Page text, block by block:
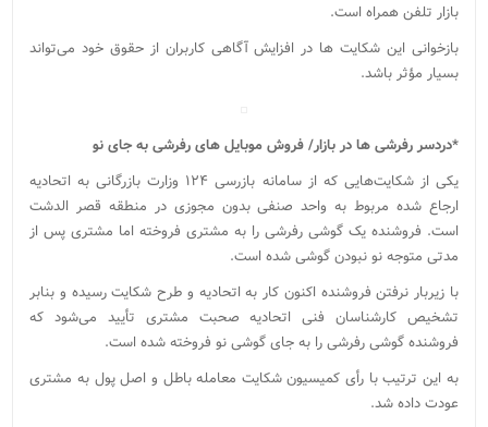
بازار تلفن همراه است.
بازخوانی این شکایت‌ ها در افزایش آگاهی کاربران از حقوق خود می‌تواند
بسیار مؤثر باشد.
*دردسر رفرشی ها در بازار/ فروش موبایل های رفرشی به جای نو
یکی از شکایت‌هایی که از سامانه بازرسی ۱۲۴ وزارت بازرگانی به اتحادیه
ارجاع شده مربوط به واحد صنفی بدون مجوزی در منطقه قصر الدشت
است. فروشنده یک گوشی رفرشی را به مشتری فروخته اما مشتری پس از
مدتی متوجه نو نبودن گوشی شده است.
با زیربار نرفتن فروشنده اکنون کار به اتحادیه و طرح شکایت رسیده و بنابر
تشخیص کارشناسان فنی اتحادیه صحبت مشتری تأیید می‌شود که
فروشنده گوشی رفرشی را به جای گوشی نو فروخته شده است.
به این ترتیب با رأی کمیسیون شکایت معامله باطل و اصل پول به مشتری
عودت داده شد.